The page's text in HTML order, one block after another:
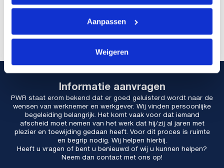
Aanpassen
Weigeren
Informatie aanvragen
PWR staat erom bekend dat er goed geluisterd wordt naar de
wensen van werknemer en werkgever. Wij vinden persoonlijke
begeleiding belangrijk. Het komt vaak voor dat iemand
afscheid moet nemen van het werk dat hij/zij al jaren met
plezier en toewijding gedaan heeft. Voor dit proces is ruimte
en begrip nodig. Wij helpen hierbij.
Heeft u vragen of bent u benieuwd of wij u kunnen helpen?
Neem dan contact met ons op!